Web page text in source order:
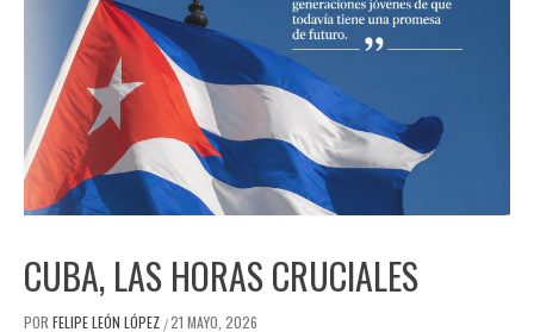
CUBA, LAS HORAS CRUCIALES
POR FELIPE LEÓN LÓPEZ /21 MAYO, 2026